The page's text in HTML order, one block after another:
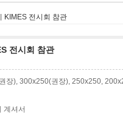
KIMES 전시회 참관
전시회 참관
장), 300x250(권장), 250x250,
계셔서